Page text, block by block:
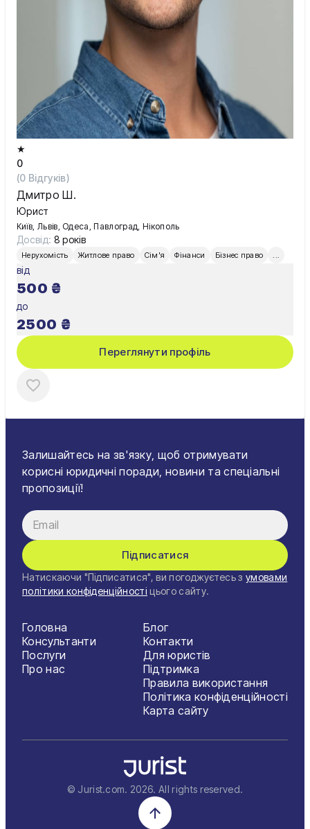
★
0
(0 Відгуків)
Дмитро Ш.
Юрист
Київ, Львів, Одеса, Павлоград, Нікополь
Досвід: 8 років
Нерухомість Житлове право Сім'я Фінанси Бізнес право
від
500 ₴
до
2500 ₴
Переглянути профіль
Залишайтесь на зв'язку, щоб отримувати
корисні юридичні поради, новини та спеціальні
пропозиції!
Підписатися
Натискаючи "Підписатися", ви погоджуєтесь з умовами
політики конфіденційності цього сайту.
Головна
Консультанти
Послуги
Про нас
Блог
Контакти
Для юристів
Підтримка
Правила використання
Політика конфіденційності
Карта сайту
© Jurist.com. 2026. All rights reserved.